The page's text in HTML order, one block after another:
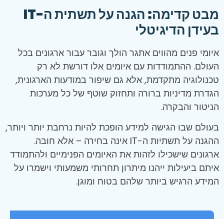
מבט קדימה: הגנה על תשתית ה-IT
בעידן הדיגיטלי
איומי פנים מהווים אתגר הולך וגובר עבור ארגונים בכל
העולם. ההתמודדות עם איומים אלו דורשת לא רק
טכנולוגיה מתקדמת, אלא גם שיפור במודעות הארגונית,
הגדרת מדיניות ברורה ותחזוק שוטף של כל מערכות
הניטור והבקרה.
בעולם שבו הגישה למידע הופכת להיות נרחבת יותר ויותר,
ההגנה על תשתיות ה-IT אינה בחירה – אלא חובה.
ארגונים שישכילו לזהות את האיומים הפנימיים ולהתמודד
איתם ביעילות ייהנו מיתרון תחרותי משמעותי וישמרו על
המידע הרגיש ביותר שלהם בטוח ומוגן.